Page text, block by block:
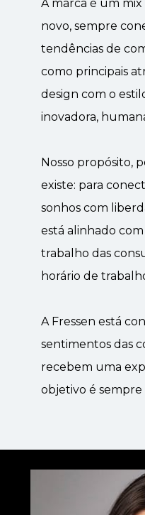
A marca é um mix
novo, sempre
tendências de
como principais
design com o
inovadora,
Nosso propósito,
existe: para
sonhos com
está alinhado
trabalho das
horário de
﻿A Fressen está
sentimentos das
recebem uma
objetivo é